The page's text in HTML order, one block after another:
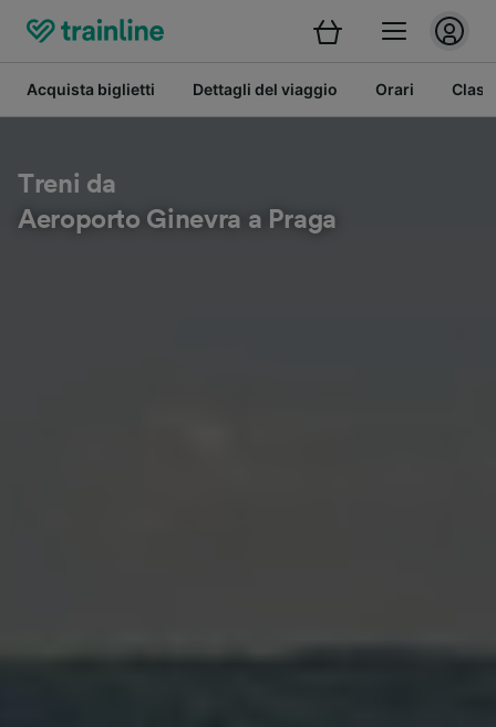
Acquista biglietti Dettagli del viaggio Orari
Treni da
Aeroporto Ginevra a Praga